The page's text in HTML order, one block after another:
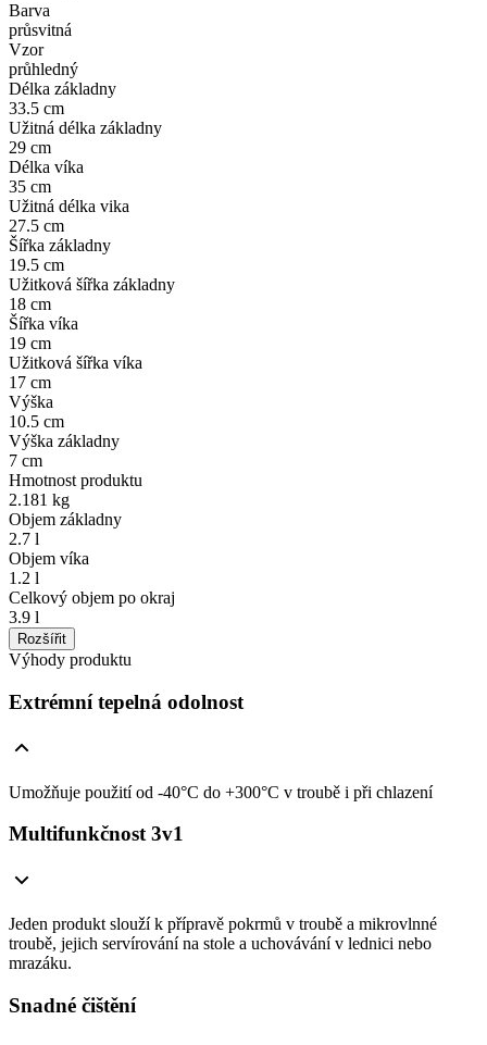
Barva
průsvitná
Vzor
průhledný
Délka základny
33.5 cm
Užitná délka základny
29 cm
Délka víka
35 cm
Užitná délka vika
27.5 cm
Šířka základny
19.5 cm
Užitková šířka základny
18 cm
Šířka víka
19 cm
Užitková šířka víka
17 cm
Výška
10.5 cm
Výška základny
7 cm
Hmotnost produktu
2.181 kg
Objem základny
2.7 l
Objem víka
1.2 l
Celkový objem po okraj
3.9 l
Rozšířit
Výhody produktu
Extrémní tepelná odolnost
Umožňuje použití od -40°C do +300°C v troubě i při chlazení
Multifunkčnost 3v1
Jeden produkt slouží k přípravě pokrmů v troubě a mikrovlnné
troubě, jejich servírování na stole a uchovávání v lednici nebo
mrazáku.
Snadné čištění